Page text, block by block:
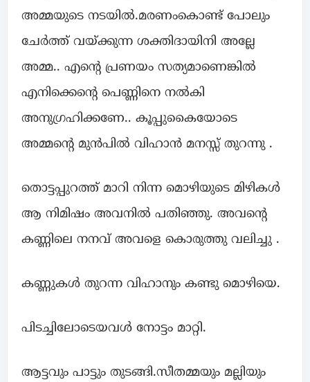
അമ്മയുടെ നടയിൽ.മരണംകൊണ്ട് പോലും
ചേർത്ത് വയ്ക്കുന്ന ശക്തിദായിനി അല്ലേ
അമ്മ.. എന്റെ പ്രണയം സത്യമാണെങ്കിൽ
എനിക്കെന്റെ പെണ്ണിനെ നൽകി
അനുഗ്രഹിക്കണേ.. കൂപ്പുകൈയോടെ
അമ്മന്റെ മുൻപിൽ വിഹാൻ മനസ്സ് തുറന്നു .
തൊട്ടപ്പുറത്ത് മാറി നിന്ന മൊഴിയുടെ മിഴികൾ
ആ നിമിഷം അവനിൽ പതിഞ്ഞു. അവന്റെ
കണ്ണിലെ നനവ് അവളെ കൊരുത്തു വലിച്ചു .
കണ്ണുകൾ തുറന്ന വിഹാനും കണ്ടു മൊഴിയെ.
പിടച്ചിലോടെയവൾ നോട്ടം മാറ്റി.
ആട്ടവും പാട്ടും തുടങ്ങി.സീതമ്മയും മല്ലിയും